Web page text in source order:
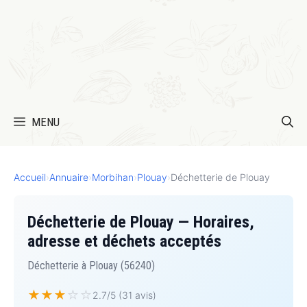
MENU
Accueil›Annuaire›Morbihan›Plouay›Déchetterie de Plouay
Déchetterie de Plouay — Horaires,
adresse et déchets acceptés
Déchetterie à Plouay (56240)
★★★ ☆ ☆ 2.7/5 (31 avis)